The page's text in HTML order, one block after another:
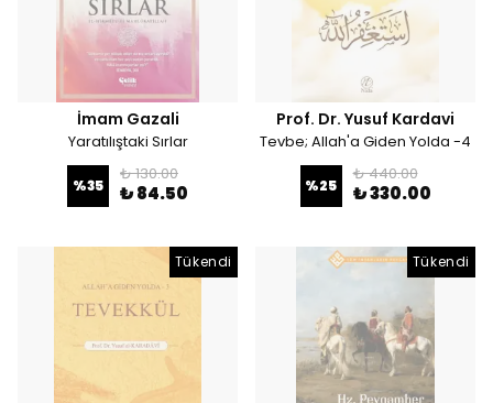
İmam Gazali
Yaratılıştaki Sırlar
%35
₺ 130.00
₺ 84.50
Prof. Dr. Yusuf Kardavi
Tevbe; Allah'a Giden Yolda -4
%25
₺ 440.00
₺ 330.00
Tükendi Tükendi